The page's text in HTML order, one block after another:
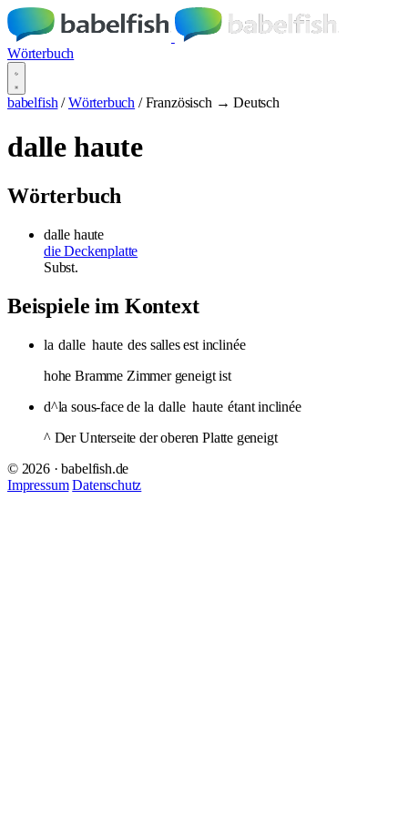
Wörterbuch
babelfish / Wörterbuch / Französisch → Deutsch
dalle haute
Wörterbuch
dalle haute
die Deckenplatte
Subst.
Beispiele im Kontext
la dalle haute des salles est inclinée
hohe Bramme Zimmer geneigt ist
d^la sous-face de la dalle haute étant inclinée
^ Der Unterseite der oberen Platte geneigt
© 2026 · babelfish.de
Impressum Datenschutz